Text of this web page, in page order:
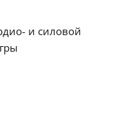
и силовой